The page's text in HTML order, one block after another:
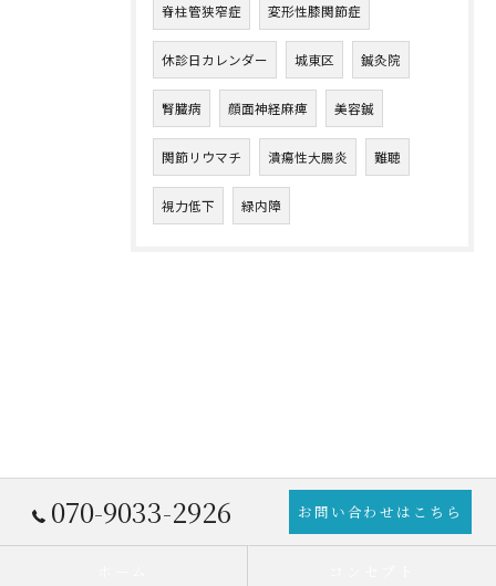
脊柱管狭窄症 変形性膝関節症
休診日カレンダー 城東区 鍼灸院
腎臓病 顔面神経麻痺 美容鍼
関節リウマチ 潰瘍性大腸炎 難聴
視力低下 緑内障
070-9033-2926 お問い合わせはこちら